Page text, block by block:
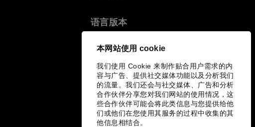
本网站使用 cookie
我们使用 Cookie 来制作贴合用户需求的内
容与广告、提供社交媒体功能以及分析我们
的流量。我们还会与社交媒体、广告和分析
合作伙伴分享您对我们网站的使用情况，这
些合作伙伴可能会将此类信息与您提供给他
们或他们在您使用其服务的过程中收集的其
他信息相结合。
语言版本